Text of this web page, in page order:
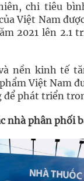
chi tiêu
Việt Nam
2021 lên 2.1
nền kinh tế
Việt Nam
để phát triển
nhà phân phối